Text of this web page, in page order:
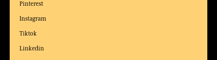
Pinterest
Instagram
Tiktok
Linkedin